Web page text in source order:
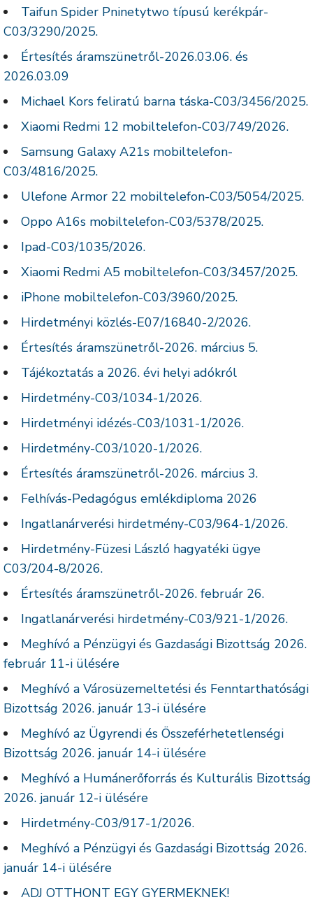
Taifun Spider Pninetytwo típusú kerékpár-
C03/3290/2025.
Értesítés áramszünetről-2026.03.06. és
2026.03.09
Michael Kors feliratú barna táska-C03/3456/2025.
Xiaomi Redmi 12 mobiltelefon-C03/749/2026.
Samsung Galaxy A21s mobiltelefon-
C03/4816/2025.
Ulefone Armor 22 mobiltelefon-C03/5054/2025.
Oppo A16s mobiltelefon-C03/5378/2025.
Ipad-C03/1035/2026.
Xiaomi Redmi A5 mobiltelefon-C03/3457/2025.
iPhone mobiltelefon-C03/3960/2025.
Hirdetményi közlés-E07/16840-2/2026.
Értesítés áramszünetről-2026. március 5.
Tájékoztatás a 2026. évi helyi adókról
Hirdetmény-C03/1034-1/2026.
Hirdetményi idézés-C03/1031-1/2026.
Hirdetmény-C03/1020-1/2026.
Értesítés áramszünetről-2026. március 3.
Felhívás-Pedagógus emlékdiploma 2026
Ingatlanárverési hirdetmény-C03/964-1/2026.
Hirdetmény-Füzesi László hagyatéki ügye
C03/204-8/2026.
Értesítés áramszünetről-2026. február 26.
Ingatlanárverési hirdetmény-C03/921-1/2026.
Meghívó a Pénzügyi és Gazdasági Bizottság 2026.
február 11-i ülésére
Meghívó a Városüzemeltetési és Fenntarthatósági
Bizottság 2026. január 13-i ülésére
Meghívó az Ügyrendi és Összeférhetetlenségi
Bizottság 2026. január 14-i ülésére
Meghívó a Humánerőforrás és Kulturális Bizottság
2026. január 12-i ülésére
Hirdetmény-C03/917-1/2026.
Meghívó a Pénzügyi és Gazdasági Bizottság 2026.
január 14-i ülésére
ADJ OTTHONT EGY GYERMEKNEK!